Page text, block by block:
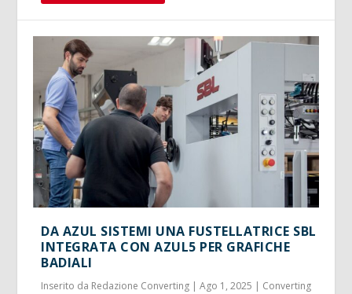
DA AZUL SISTEMI UNA FUSTELLATRICE SBL
INTEGRATA CON AZUL5 PER GRAFICHE
BADIALI
Inserito da Redazione Converting |Ago 1, 2025 | Converting